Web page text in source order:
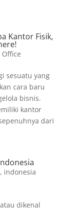
Kantor Fisik,
sesuatu yang
cara baru
bisnis.
kantor
dari
, indonesia
dikenal